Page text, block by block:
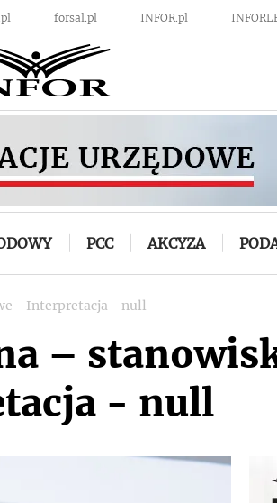
forsal.pl INFOR.pl
PCC AKCYZA
- Interpretacja - null
–
- null